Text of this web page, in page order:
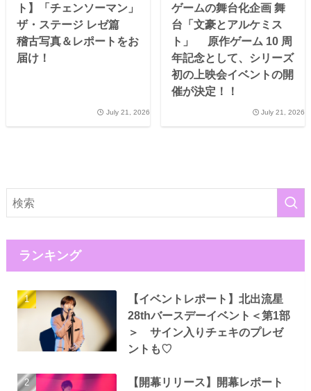
ト】「チェンソーマン」
ザ・ステージ レゼ篇
稽古写真＆レポートをお
届け！
July 21, 2026
ゲームの舞台化企画 舞
台「文豪とアルケミス
ト」 原作ゲーム 10 周
年記念として、シリーズ
初の上映会イベントの開
催が決定！！
July 21, 2026
ランキング
【イベントレポート】北出流星
28thバースデーイベント＜第1部
＞ サイン入りチェキのプレゼ
ントも♡
【開幕リリース】開幕レポート